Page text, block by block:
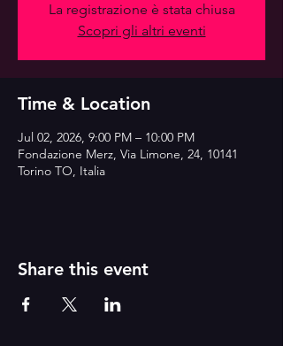
La registrazione è stata chiusa
Scopri gli altri eventi
Time & Location
Jul 02, 2026, 9:00 PM – 10:00 PM
Fondazione Merz, Via Limone, 24, 10141
Torino TO, Italia
Share this event